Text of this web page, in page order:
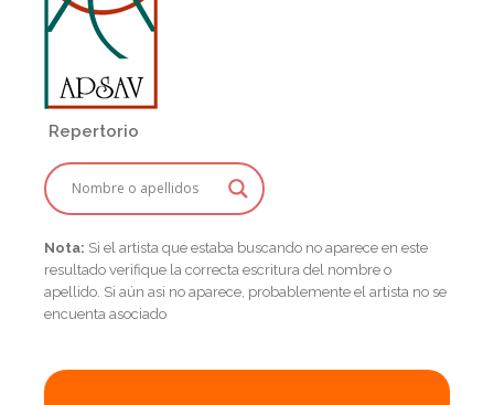
Repertorio
Nota: Si el artista que estaba buscando no aparece en este
resultado verifique la correcta escritura del nombre o
apellido. Si aún asi no aparece, probablemente el artista no se
encuenta asociado